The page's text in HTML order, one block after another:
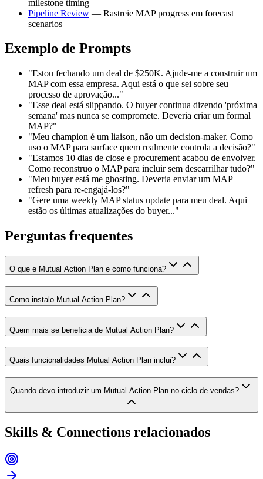
milestone timing
Pipeline Review — Rastreie MAP progress em forecast
scenarios
Exemplo de Prompts
"Estou fechando um deal de $250K. Ajude-me a construir um
MAP com essa empresa. Aqui está o que sei sobre seu
processo de aprovação..."
"Esse deal está slippando. O buyer continua dizendo 'próxima
semana' mas nunca se compromete. Deveria criar um formal
MAP?"
"Meu champion é um liaison, não um decision-maker. Como
uso o MAP para surface quem realmente controla a decisão?"
"Estamos 10 dias de close e procurement acabou de envolver.
Como reconstruo o MAP para incluir sem descarrilhar tudo?"
"Meu buyer está me ghosting. Deveria enviar um MAP
refresh para re-engajá-los?"
"Gere uma weekly MAP status update para meu deal. Aqui
estão os últimas atualizações do buyer..."
Perguntas frequentes
O que e Mutual Action Plan e como funciona?
Como instalo Mutual Action Plan?
Quem mais se beneficia de Mutual Action Plan?
Quais funcionalidades Mutual Action Plan inclui?
Quando devo introduzir um Mutual Action Plan no ciclo de vendas?
Skills & Connections relacionados